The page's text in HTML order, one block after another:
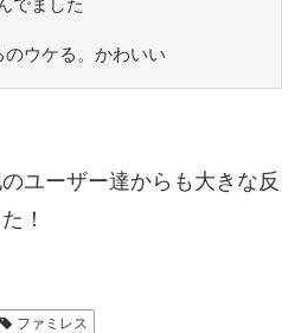
ウケる。かわいい
ユーザー達からも大きな反
！
ファミレス